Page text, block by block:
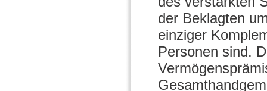
der Beklagten
einziger
Personen sind.